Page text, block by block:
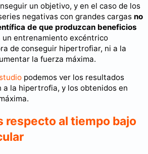
un objetivo, y en el caso de los
negativas con grandes cargas no
de que produzcan beneficios
un entrenamiento excéntrico
de conseguir hipertrofiar, ni a la
la fuerza máxima.
podemos ver los resultados
a la hipertrofia, y los obtenidos en
respecto al tiempo bajo